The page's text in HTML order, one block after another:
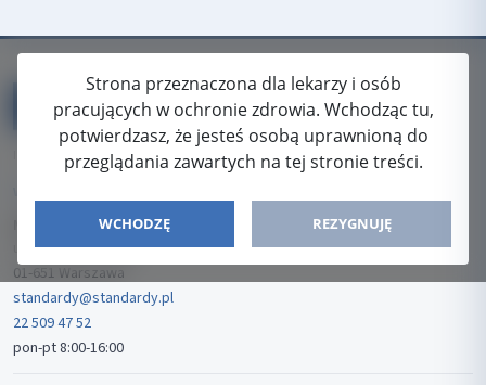
Strona przeznaczona dla lekarzy i osób
pracujących w ochronie zdrowia. Wchodząc tu,
potwierdzasz, że jesteś osobą uprawnioną do
przeglądania zawartych na tej stronie treści.
WCHODZĘ REZYGNUJĘ
ISSN: 2080-5438
Media-Press Sp. z o.o.
ul. Gwiaździsta 7B/8
01-651 Warszawa
standardy@standardy.pl
22 509 47 52
pon-pt 8:00-16:00